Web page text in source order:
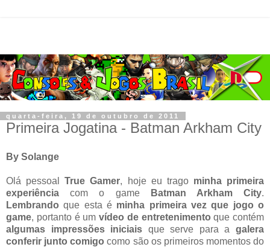
quarta-feira, 19 de outubro de 2011
Primeira Jogatina - Batman Arkham City
By Solange
Olá pessoalTrue Gamer, hoje eu trago minha primeira
experiênciacom o game Batman Arkham City.
Lembrando que esta é minha primeira vez que jogo o
game, portanto é um vídeo de entretenimentoque contém
algumas impressões iniciais que serve para agalera
conferir junto comigocomo são os primeiros momentos do